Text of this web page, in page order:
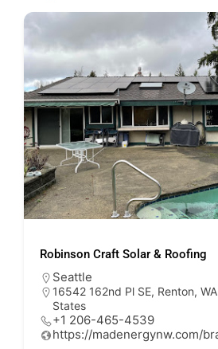
Robinson Craft Solar & Roofing
Seattle
16542 162nd Pl SE, Renton,
States
+1 206-465-4539
https://madenergynw.com/